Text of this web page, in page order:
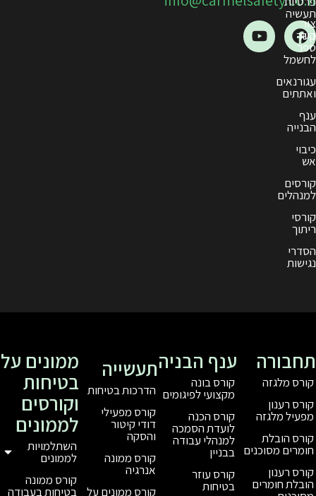
ענף הבניה
קורס בונה
מקצועי לפיגומים
קורס הכנה
למנהלי עבודה
בבניין
קורס עוזר
בטיחות
תעשייה
הדרכות בטיחות
קורס מפעילי
דודי קיטור
והסקה
קורס ממונה
אנרגיה
קורס ממונים על
ממונים על
בטיחות
וקורסים
לממונים
השתלמויות
לממונים
בטיחות בעבודה